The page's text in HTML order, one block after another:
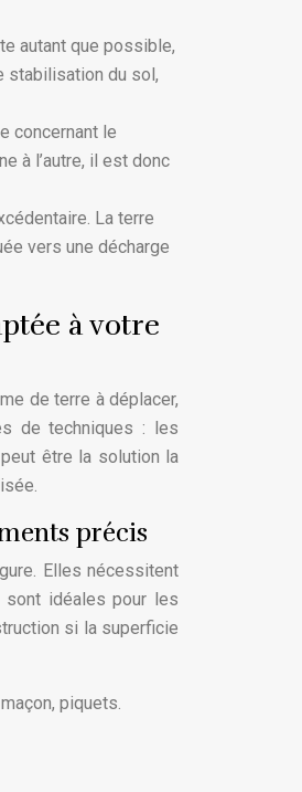
autant que possible,
stabilisation du sol,
concernant le
à l’autre, il est donc
La terre
vers une décharge
à votre
de terre à déplacer,
de techniques : les
être la solution la
précis
Elles nécessitent
sont idéales pour les
si la superficie
piquets.